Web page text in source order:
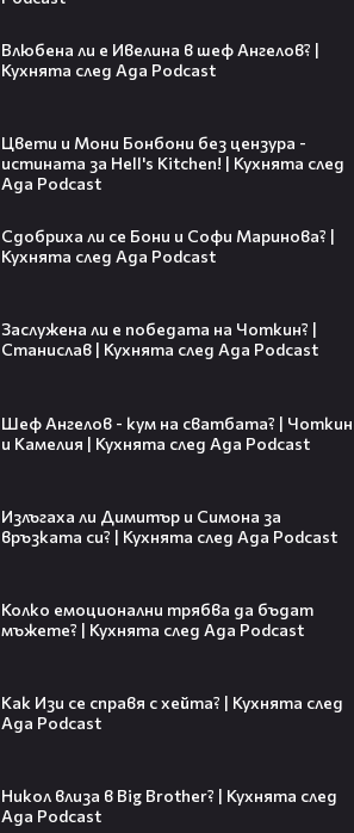
Влюбена ли е Ивелина в шеф Ангелов? |
Кухнята след Ада Podcast
Цвети и Мони Бонбони без цензура -
истината за Hell's Kitchen! | Кухнята след
Ада Podcast
Сдобриха ли се Бони и Софи Маринова? |
Кухнята след Ада Podcast
Заслужена ли е победата на Чоткин? |
Станислав | Кухнята след Ада Podcast
Шеф Ангелов - кум на сватбата? | Чоткин
и Камелия | Кухнята след Ада Podcast
Излъгаха ли Димитър и Симона за
връзката си? | Кухнята след Ада Podcast
Колко емоционални трябва да бъдат
мъжете? | Кухнята след Ада Podcast
Как Изи се справя с хейта? | Кухнята след
Ада Podcast
Никол влиза в Big Brother? | Кухнята след
Ада Podcast
Топ 5 игри, които ще ти дадат
усещането за „Одисея“ на
Джъстин Бийбър ще пее на
Световното първенство по
ANIVENTURE COMIC CON 2026:
Влязохме в друг свят!
Трафорд“ директно на
театралната сцена👀⚽